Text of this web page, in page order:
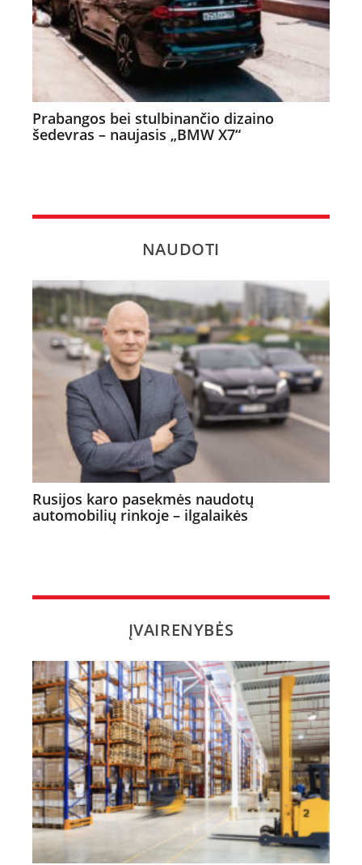
Prabangos bei stulbinančio dizaino
šedevras – naujasis „BMW X7“
NAUDOTI
Rusijos karo pasekmės naudotų
automobilių rinkoje – ilgalaikės
ĮVAIRENYBĖS